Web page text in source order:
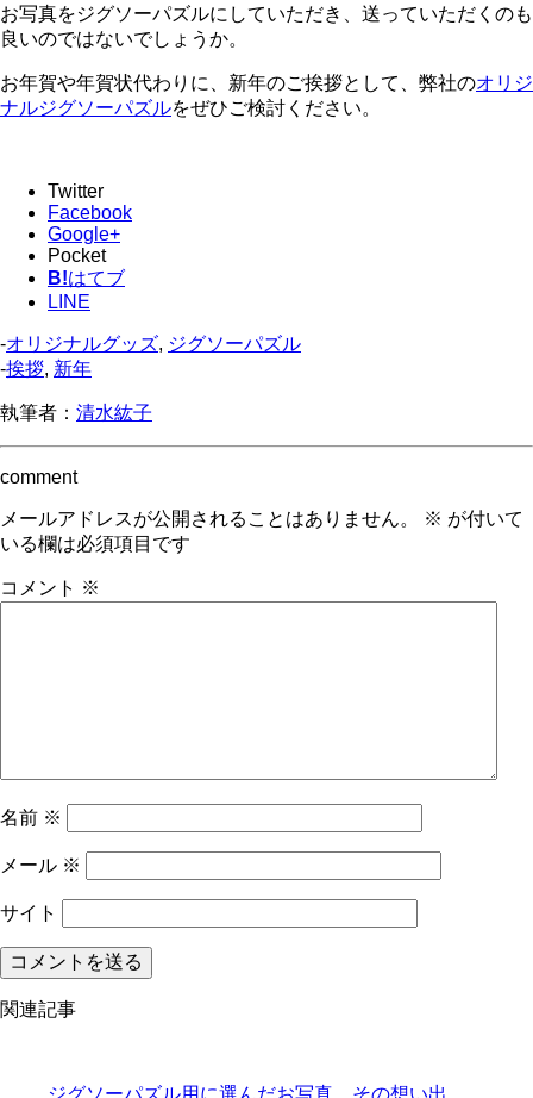
お写真をジグソーパズルにしていただき、送っていただくのも
良いのではないでしょうか。
お年賀や年賀状代わりに、新年のご挨拶として、弊社のオリジ
ナルジグソーパズルをぜひご検討ください。
Twitter
Facebook
Google+
Pocket
B!はてブ
LINE
-オリジナルグッズ, ジグソーパズル
-挨拶, 新年
執筆者： 清水紘子
comment
メールアドレスが公開されることはありません。 ※ が付いて
いる欄は必須項目です
コメント ※
名前 ※
メール ※
サイト
関連記事
ジグソーパズル用に選んだお写真、その想い出